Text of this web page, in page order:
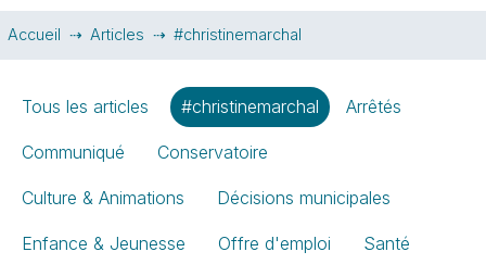
Accueil Articles #christinemarchal
Tous les articles #christinemarchal Arrêtés
Communiqué Conservatoire
Culture & Animations Décisions municipales
Enfance & Jeunesse Offre d'emploi Santé